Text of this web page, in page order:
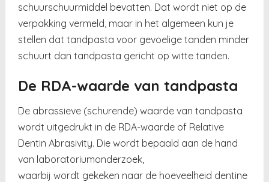
schuurschuurmiddel bevatten. Dat wordt niet op de
verpakking vermeld, maar in het algemeen kun je
stellen dat tandpasta voor gevoelige tanden minder
schuurt dan tandpasta gericht op witte tanden.
De RDA-waarde van tandpasta
De abrassieve (schurende) waarde van tandpasta
wordt uitgedrukt in de RDA-waarde of Relative
Dentin Abrasivity. Die wordt bepaald aan de hand
van laboratoriumonderzoek,
waarbij wordt gekeken naar de hoeveelheid dentine